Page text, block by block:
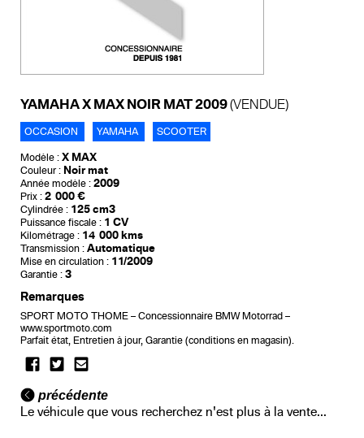
YAMAHA X MAX NOIR MAT 2009(VENDUE)
OCCASION YAMAHA SCOOTER
Modèle : X MAX
Couleur : Noir mat
Année modèle : 2009
Prix : 2 000 €
Cylindrée : 125 cm3
Puissance fiscale : 1 CV
Kilométrage : 14 000 kms
Transmission : Automatique
Mise en circulation : 11/2009
Garantie : 3
Remarques
SPORT MOTO THOME – Concessionnaire BMW Motorrad –
www.sportmoto.com
Parfait état, Entretien à jour, Garantie (conditions en magasin).
précédente
Le véhicule que vous recherchez n'est plus à la vente...